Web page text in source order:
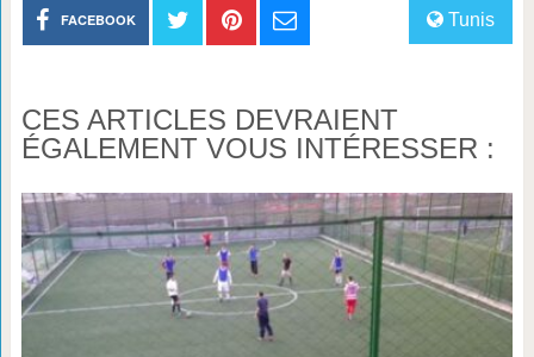
Tunis
FACEBOOK
CES ARTICLES DEVRAIENT
ÉGALEMENT VOUS INTÉRESSER :